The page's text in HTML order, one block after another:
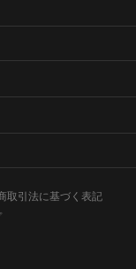
取引法に基づく表記